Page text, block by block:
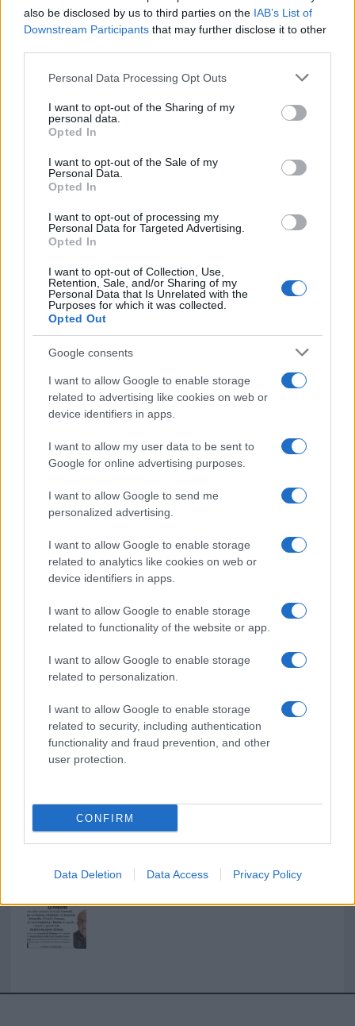
also be disclosed by us to third parties on the IAB’s List of
Downstream Participants that may further disclose it to other
Please note that this website/app uses one or more Google
not limited to your visit or usage behaviour. You may click to
grant or deny consent to Google and its third-party tags to
use your data for below specified purposes in below Google
consent section.
Personal Data Processing Opt Outs
I want to opt-out of the Sharing of my
personal data.
Opted In
I want to opt-out of the Sale of my
Personal Data.
Opted In
I want to opt-out of processing my
Personal Data for Targeted Advertising.
Opted In
I want to opt-out of Collection, Use,
Retention, Sale, and/or Sharing of my
Personal Data that Is Unrelated with the
Purposes for which it was collected.
Opted Out
Google consents
I want to allow Google to enable storage
related to advertising like cookies on web or
device identifiers in apps.
I want to allow my user data to be sent to
Google for online advertising purposes.
I want to allow Google to send me
personalized advertising.
I want to allow Google to enable storage
related to analytics like cookies on web or
device identifiers in apps.
I want to allow Google to enable storage
related to functionality of the website or app.
I want to allow Google to enable storage
related to personalization.
I want to allow Google to enable storage
related to security, including authentication
functionality and fraud prevention, and other
user protection.
CONFIRM
Data Deletion Data Access Privacy Policy
Migliori cliniche di estetica medicale avanzata
in Europa: classifica dei 5 centri di riferimento
pe…
Incendi, a San Pasquale arriva il Campo Base:
l’inaugurazione
partecipazione per il suo racconto
Calangianus, allarme sul centro accoglienza
minori, Albieri: “Episodi gravissimi”
NECROLOGIE
Mario Malu
Paolo Pinna
Martina Agostina Diturco
I nostri cari
I nostri cari